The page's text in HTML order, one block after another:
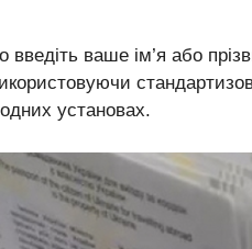
введіть ваше ім’я або
установах.